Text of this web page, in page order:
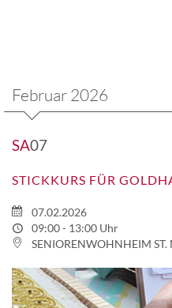
Februar 2026
SA07
STICKKURS FÜR
07.02.2026
09:00 - 13:00 Uhr
SENIORENWOHNHEIM ST.